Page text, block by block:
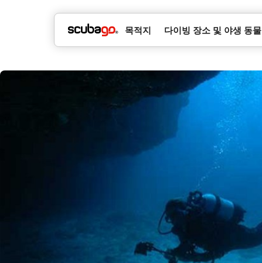
목적지 다이빙 장소 및 야생 동물